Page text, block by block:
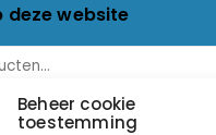
Beheer cookie
toestemming
deze website